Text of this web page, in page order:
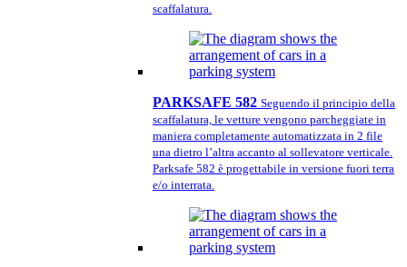
scaffalatura.
PARKSAFE 582 Seguendo il principio della
scaffalatura, le vetture vengono parcheggiate in
maniera completamente automatizzata in 2 file
una dietro l’altra accanto al sollevatore verticale.
Parksafe 582 è progettabile in versione fuori terra
e/o interrata.